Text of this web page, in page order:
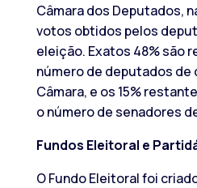
Câmara dos Deputados,
votos obtidos pelos
eleição. Exatos 48% são
número de deputados de
Câmara, e os 15%
o número de senadores
Fundos Eleitoral e
O Fundo Eleitoral foi